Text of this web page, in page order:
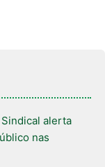
Sindical alerta
nas